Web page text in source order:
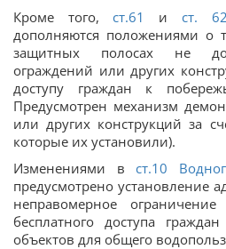
Кроме того,ст.61 и ст. 62
дополняются положениями о
защитных полосах не
ограждений или других
доступу граждан к
Предусмотрен механизм
или других конструкций за
которые их установили).
Изменениями вст.10
предусмотрено установление
неправомерное ограничение
бесплатного доступа
объектов для общего